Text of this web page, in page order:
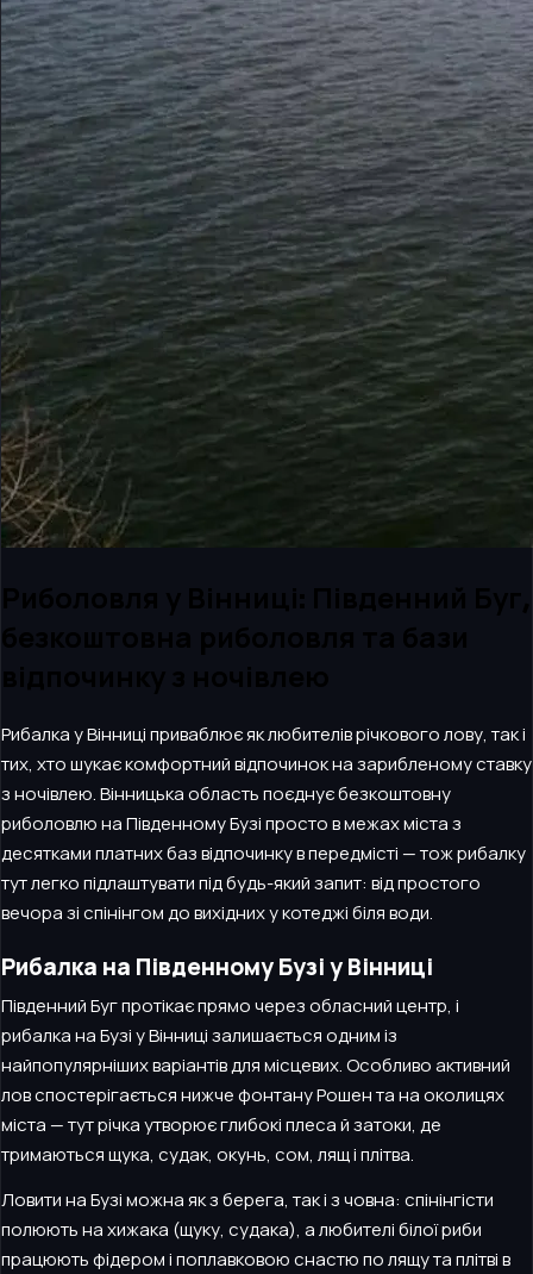
Рибалка у Вінниці приваблює як любителів річкового лову, так і
тих, хто шукає комфортний відпочинок на зарибленому ставку
з ночівлею. Вінницька область поєднує безкоштовну
риболовлю на Південному Бузі просто в межах міста з
десятками платних баз відпочинку в передмісті — тож рибалку
тут легко підлаштувати під будь-який запит: від простого
вечора зі спінінгом до вихідних у котеджі біля води.
Рибалка на Південному Бузі у Вінниці
Південний Буг протікає прямо через обласний центр, і
рибалка на Бузі у Вінниці залишається одним із
найпопулярніших варіантів для місцевих. Особливо активний
лов спостерігається нижче фонтану Рошен та на околицях
міста — тут річка утворює глибокі плеса й затoки, де
тримаються щука, судак, окунь, сом, лящ і плітва.
Ловити на Бузі можна як з берега, так і з човна: спінінгісти
полюють на хижака (щуку, судака), а любителі білої риби
працюють фідером і поплавковою снастю по лящу та плітві в